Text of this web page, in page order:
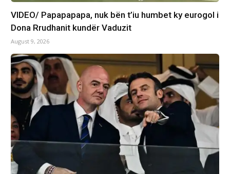
VIDEO/ Papapapapa, nuk bën t’iu humbet ky eurogol i
Dona Rrudhanit kundër Vaduzit​
August 9, 2026